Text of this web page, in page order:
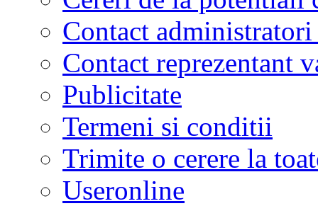
Contact
Contact reprezentant
Publicitate
Termeni si conditii
Trimite o cerere la
Useronline